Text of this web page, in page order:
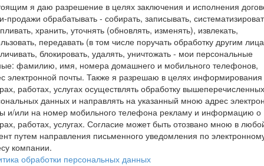
я даю разрешение в целях заключения и исполнения
продажи обрабатывать - собирать, записывать,
хранить, уточнять (обновлять, изменять), извлекать,
передавать (в том числе поручать обработку другим
блокировать, удалять, уничтожать - мои персональные
фамилию, имя, номера домашнего и мобильного телефонов,
электронной почты. Также я разрешаю в целях
работах, услугах осуществлять обработку вышеперечисленных
данных и направлять на указанный мною адрес
и/или на номер мобильного телефона рекламу и информацию о
работах, услугах. Согласие может быть отозвано мною в
путем направления письменного уведомления по
компании.
обработки персональных данных